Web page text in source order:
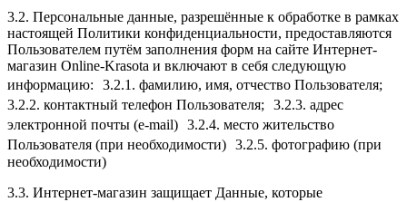
3.2. Персональные данные, разрешённые к обработке в рамках
настоящей Политики конфиденциальности, предоставляются
Пользователем путём заполнения форм на сайте Интернет-
магазин Online-Krasota и включают в себя следующую
информацию: 3.2.1. фамилию, имя, отчество Пользователя;
3.2.2. контактный телефон Пользователя; 3.2.3. адрес
электронной почты (e-mail) 3.2.4. место жительство
Пользователя (при необходимости) 3.2.5. фотографию (при
необходимости)
3.3. Интернет-магазин защищает Данные, которые